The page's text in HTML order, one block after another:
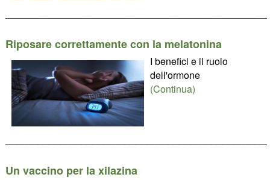
Riposare correttamente con la melatonina
I benefici e il ruolo
dell'ormone
(Continua)
Un vaccino per la xilazina